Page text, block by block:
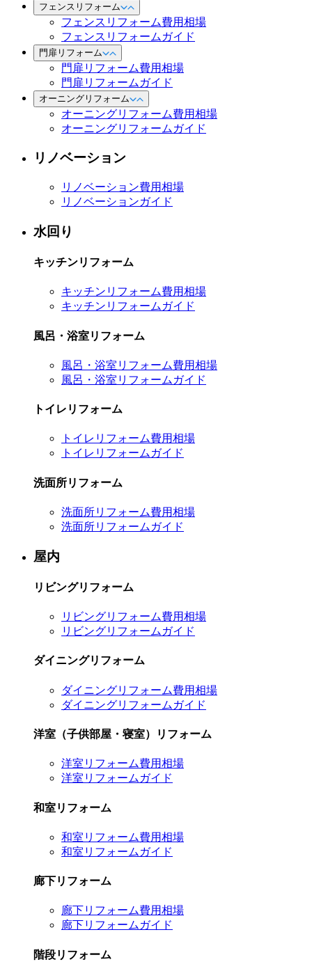
フェンスリフォーム
フェンスリフォーム費用相場
フェンスリフォームガイド
門扉リフォーム
門扉リフォーム費用相場
門扉リフォームガイド
オーニングリフォーム
オーニングリフォーム費用相場
オーニングリフォームガイド
リノベーション
リノベーション費用相場
リノベーションガイド
水回り
キッチンリフォーム
キッチンリフォーム費用相場
キッチンリフォームガイド
風呂・浴室リフォーム
風呂・浴室リフォーム費用相場
風呂・浴室リフォームガイド
トイレリフォーム
トイレリフォーム費用相場
トイレリフォームガイド
洗面所リフォーム
洗面所リフォーム費用相場
洗面所リフォームガイド
屋内
リビングリフォーム
リビングリフォーム費用相場
リビングリフォームガイド
ダイニングリフォーム
ダイニングリフォーム費用相場
ダイニングリフォームガイド
洋室（子供部屋・寝室）リフォーム
洋室リフォーム費用相場
洋室リフォームガイド
和室リフォーム
和室リフォーム費用相場
和室リフォームガイド
廊下リフォーム
廊下リフォーム費用相場
廊下リフォームガイド
階段リフォーム